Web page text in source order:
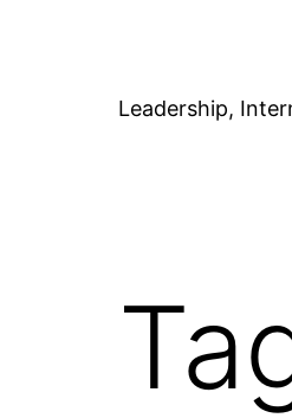
Leadership,